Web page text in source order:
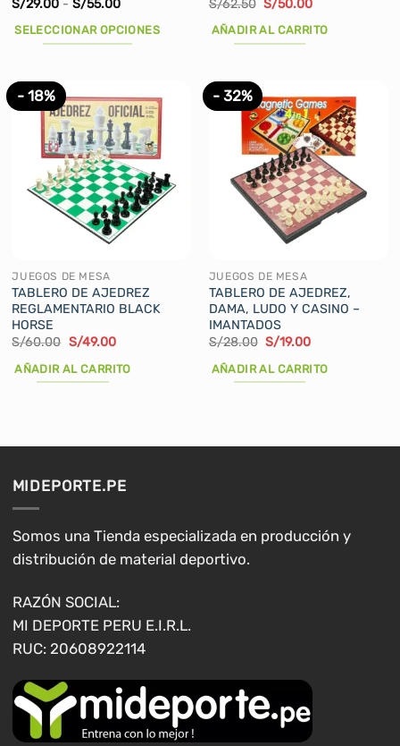
S/29.00 - S/55.00Rango
precios:
desde
SELECCIONAR OPCIONES
tiene
múltiples
variantes.
opciones
pueden
la
página
de
producto
S/62.50 El
original
era:
S/50.00El
actual
AÑADIR AL CARRITO
- 18%
JUEGOS DE MESA
TABLERO DE AJEDREZ
REGLAMENTARIO BLACK
HORSE
S/60.00 El
original
era:
S/49.00El
actual
AÑADIR AL CARRITO
- 32%
JUEGOS DE MESA
TABLERO DE AJEDREZ,
DAMA, LUDO Y CASINO –
IMANTADOS
S/28.00 El
original
era:
S/19.00El
actual
AÑADIR AL CARRITO
MIDEPORTE.PE
Somos una Tienda especializada en producción y
distribución de material deportivo.
RAZÓN SOCIAL:
MI DEPORTE PERU E.I.R.L.
RUC: 20608922114